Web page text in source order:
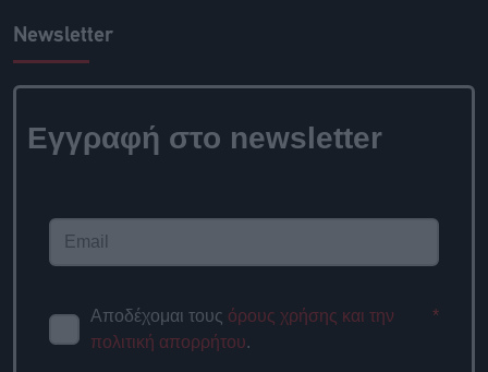
Newsletter
Εγγραφή στο newsletter
Αποδέχομαι τους όρους χρήσης και την
πολιτική απορρήτου.
*